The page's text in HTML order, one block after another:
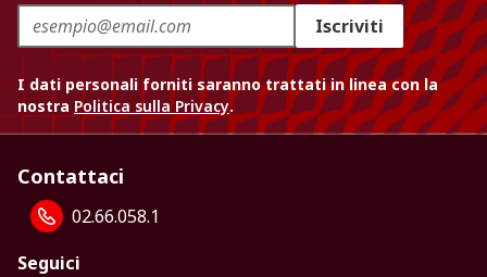
Iscriviti
I dati personali forniti saranno trattati in linea con la
nostra Politica sulla Privacy.
Contattaci
02.66.058.1
Seguici